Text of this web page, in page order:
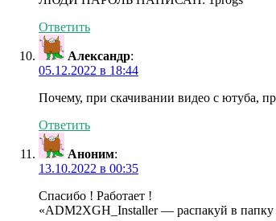
Ответить
Александр:
05.12.2022 в 18:44
Почему, при скачивании видео с ютуба,
Ответить
Аноним:
13.10.2022 в 00:35
Спасибо ! Работает !
«ADM2XGH_Installer — распакуй в папку